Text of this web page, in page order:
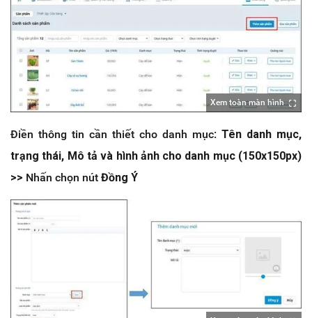
Xem toàn màn hình
Điền thông tin cần thiết cho danh mục: Tên danh mục,
trạng thái, Mô tả và hình ảnh cho danh mục (150x150px)
>> Nhấn chọn nút Đồng Ý